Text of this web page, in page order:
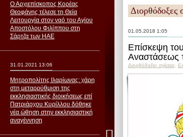
Διορθόδοξες
01.05.2018 1:05
Επίσκεψη
Αναστάσεως
Διορθόδοξες σχέσεις
Ο Αρχιεπίσκοπος Κορέας
Θεοφάνης τέλεσε τη Θεία
Λειτουργία στον ναό του Αγίου
Αποστόλου Φιλίππου στη
Σάρτζα των ΗΑΕ
31.01.2021 13:06
Μητροπολίτης Ιλαρίωνας: χάρη
στη μεταρρύθμιση της
εκκλησιαστικής διοικήσεως επί
Πατριάρχου Κυρίλλου δόθηκε
νέα ώθηση στην εκκλησιαστική
αναγέννηση